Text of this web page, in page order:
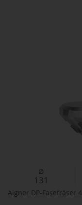
∅
131
Aigner DP-Fasefräser